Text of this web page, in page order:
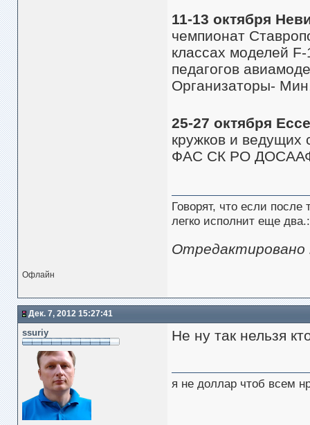
11-13 октября
чемпионат
классах моделей
педагогов
Организаторы-
25-27 октября
кружков и
ФАС СК РО
Говорят, что если
легко исполнит еще
Отредактировано
Офлайн
Дек. 7, 2012 15:27:41
ssuriy Не ну так нельзя
я не доллар чтоб всем